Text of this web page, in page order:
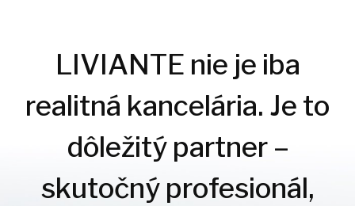
LIVIANTE nie je iba
realitná kancelária. Je to
dôležitý partner –
skutočný profesionál,